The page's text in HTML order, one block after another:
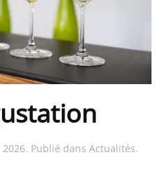
. Publié dans Actualités.